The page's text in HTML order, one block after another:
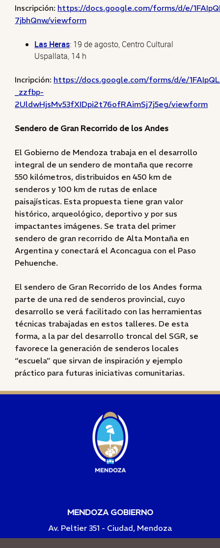
Inscripción: https://docs.google.com/forms/d/e/
7jbhQnw/viewform
Las Heras: 19 de agosto, Centro Cultural
Uspallata, 14 h
Incripción: https://docs.google.com/forms/d/e/
_zzfbp-
2UldwHjsMv53fXIDpi2t76ofRAimSj7j5eg/viewform
Sendero de Gran Recorrido de los Andes
El Gobierno de Mendoza trabaja en el desarrollo
integral de un sendero de montaña que recorre
550 kilómetros, distribuidos en 450 km de
senderos y 100 km de rutas de enlace
paisajísticas. Esta propuesta tiene gran valor
histórico, arqueológico, deportivo y por sus
impactantes imágenes. Se trata del primer
sendero de gran recorrido de Alta Montaña en
Argentina y conectará el Aconcagua con el Paso
Pehuenche.
El sendero de Gran Recorrido de los Andes forma
parte de una red de senderos provincial, cuyo
desarrollo se verá facilitado con las herramientas
técnicas trabajadas en estos talleres. De esta
forma, a la par del desarrollo troncal del SGR, se
favorece la generación de senderos locales
“escuela” que sirvan de inspiración y ejemplo
práctico para futuras iniciativas comunitarias.
MENDOZA GOBIERNO
Av. Peltier 351 - Ciudad, Mendoza